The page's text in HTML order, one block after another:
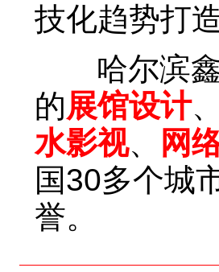
技化趋势打
哈尔滨鑫
的展馆设计、
水影视、 网
国30多个城
誉。